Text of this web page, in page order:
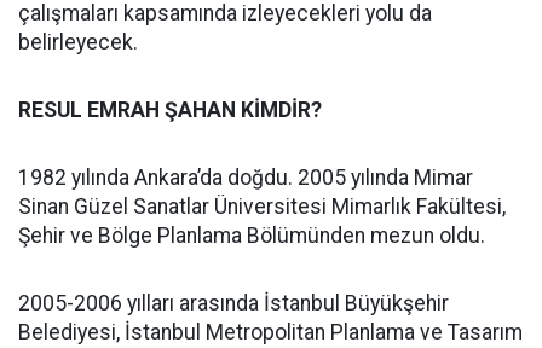
çalışmaları kapsamında izleyecekleri yolu da
belirleyecek.
RESUL EMRAH ŞAHAN KİMDİR?
1982 yılında Ankara’da doğdu. 2005 yılında Mimar
Sinan Güzel Sanatlar Üniversitesi Mimarlık Fakültesi,
Şehir ve Bölge Planlama Bölümünden mezun oldu.
2005-2006 yılları arasında İstanbul Büyükşehir
Belediyesi, İstanbul Metropolitan Planlama ve Tasarım